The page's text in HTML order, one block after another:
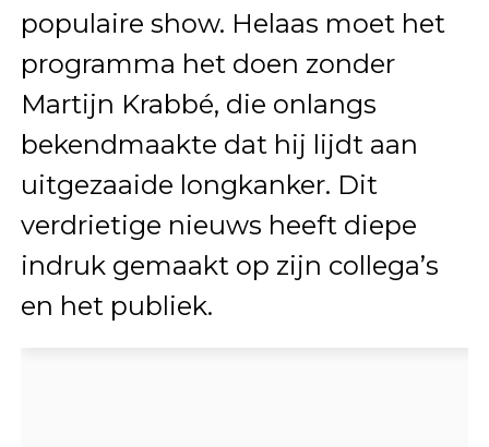
populaire show. Helaas moet het
programma het doen zonder
Martijn Krabbé, die onlangs
bekendmaakte dat hij lijdt aan
uitgezaaide longkanker. Dit
verdrietige nieuws heeft diepe
indruk gemaakt op zijn collega’s
en het publiek.